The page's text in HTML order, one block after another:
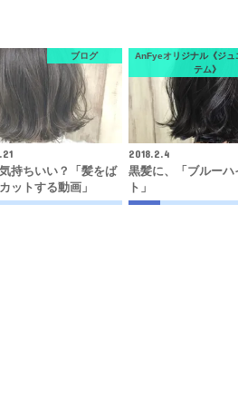
ブログ
持ちいい？「髪をば
ットする動画」
AnFyeオリジナル《ジュ
テム》
2018.2.4
黒髪に、「ブルーハ
ト」